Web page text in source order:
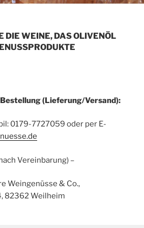
DIE WEINE, DAS OLIVENÖL
(Lieferung/Versand):
0179-7727059 oder per E-
Vereinbarung) –
Weingenüsse & Co.,
82362 Weilheim